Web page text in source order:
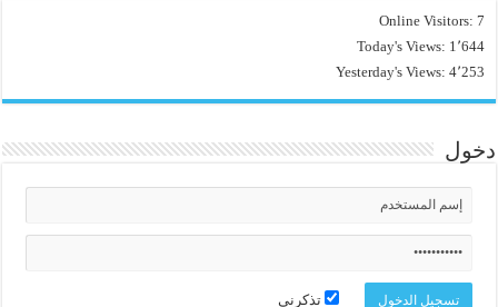
Online Visitors: 7
Today's Views: 1٬644
Yesterday's Views: 4٬253
دخول
تذكرني